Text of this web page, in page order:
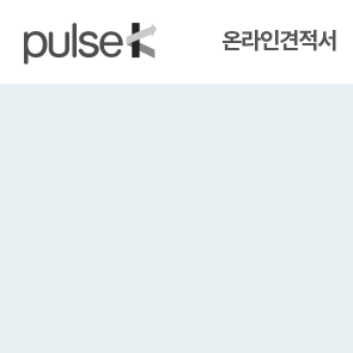
온라인견적서